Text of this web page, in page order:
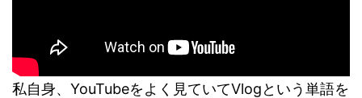
私自身、YouTubeをよく見ていてVlogという単語を